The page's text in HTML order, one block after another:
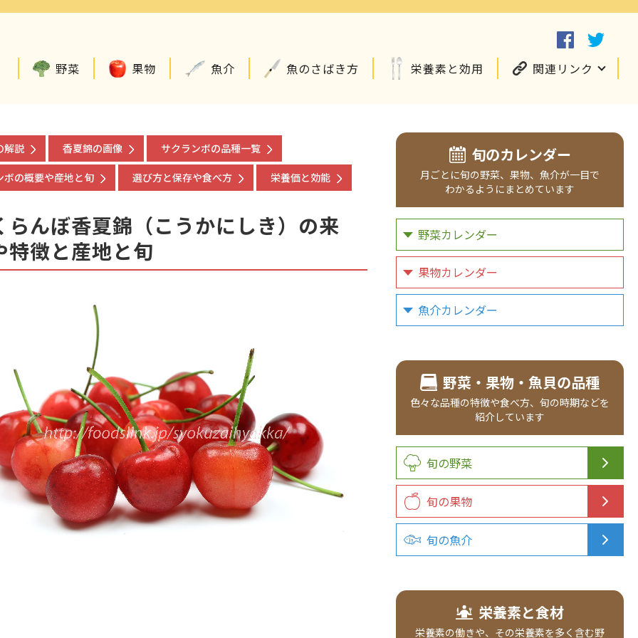
野菜 果物 魚介 魚のさばき方 栄養素と効用 関連リンク
解説 香夏錦の画像 サクランボの品種一覧
ボの概要や産地と旬 選び方と保存や食べ方 栄養価と効能
らんぼ香夏錦（こうかにしき）の来
特徴と産地と旬
旬のカレンダー
月ごとに旬の野菜、 果物、 魚介が一目で
わかるようにまとめています
野菜カレンダー
果物カレンダー
魚介カレンダー
野菜・果物・魚貝の品種
色々な品種の特徴や食べ方、 旬の時期などを
紹介しています
旬の野菜
旬の果物
旬の魚介
栄養素と食材
栄養素の働きや、その栄養素を多く含む野